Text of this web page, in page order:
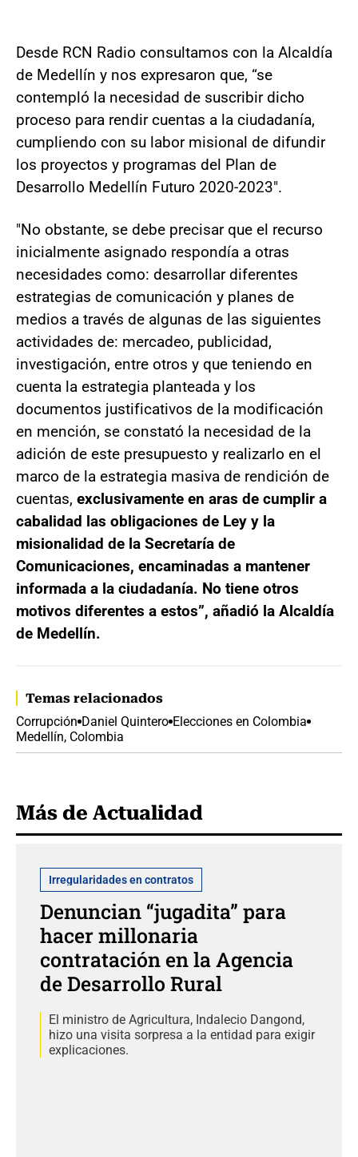
Desde RCN Radio consultamos con la Alcaldía
de Medellín y nos expresaron que, “se
contempló la necesidad de suscribir dicho
proceso para rendir cuentas a la ciudadanía,
cumpliendo con su labor misional de difundir
los proyectos y programas del Plan de
Desarrollo Medellín Futuro 2020-2023".
"No obstante, se debe precisar que el recurso
inicialmente asignado respondía a otras
necesidades como: desarrollar diferentes
estrategias de comunicación y planes de
medios a través de algunas de las siguientes
actividades de: mercadeo, publicidad,
investigación, entre otros y que teniendo en
cuenta la estrategia planteada y los
documentos justificativos de la modificación
en mención, se constató la necesidad de la
adición de este presupuesto y realizarlo en el
marco de la estrategia masiva de rendición de
cuentas, exclusivamente en aras de cumplir a
cabalidad las obligaciones de Ley y la
misionalidad de la Secretaría de
Comunicaciones, encaminadas a mantener
informada a la ciudadanía. No tiene otros
motivos diferentes a estos”, añadió la Alcaldía
de Medellín.
Temas relacionados
Corrupción Daniel Quintero Elecciones en Colombia
Medellín, Colombia
Más de Actualidad
Irregularidades en contratos
Denuncian “jugadita” para
hacer millonaria
contratación en la Agencia
de Desarrollo Rural
El ministro de Agricultura, Indalecio Dangond,
hizo una visita sorpresa a la entidad para exigir
explicaciones.